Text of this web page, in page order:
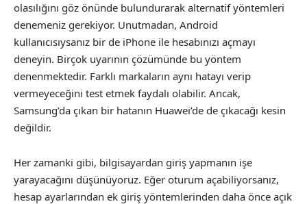
olasılığını göz önünde bulundurarak alternatif yöntemleri
denemeniz gerekiyor. Unutmadan, Android
kullanıcısıysanız bir de iPhone ile hesabınızı açmayı
deneyin. Birçok uyarının çözümünde bu yöntem
denenmektedir. Farklı markaların aynı hatayı verip
vermeyeceğini test etmek faydalı olabilir. Ancak,
Samsung’da çıkan bir hatanın Huawei’de de çıkacağı kesin
değildir.
Her zamanki gibi, bilgisayardan giriş yapmanın işe
yarayacağını düşünüyoruz. Eğer oturum açabiliyorsanız,
hesap ayarlarından ek giriş yöntemlerinden daha önce açık